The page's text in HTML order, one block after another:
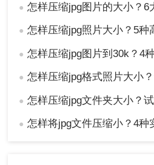
● 怎样压缩jpg图片的大小？6大实战方法
● 怎样压缩jpg照片大小？5种高效且
● 怎样压缩jpg图片到30k？4
● 怎样压缩jpg格式照片大小？试试这5种
● 怎样压缩jpg文件夹大小？
● 怎样将jpg文件压缩小？4种